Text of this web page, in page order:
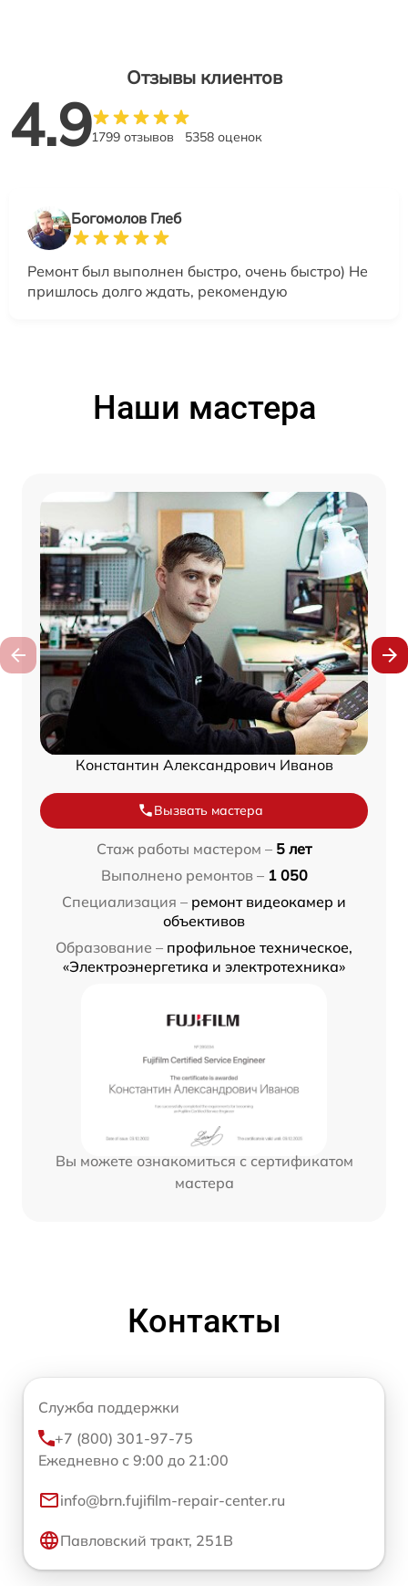
Отзывы клиентов
4.91799 отзывов 5358 оценок
Богомолов Глеб
Ремонт был выполнен быстро, очень быстро) Не
пришлось долго ждать, рекомендую
Наши мастера
Константин Александрович Иванов
Вызвать мастера
Стаж работы мастером – 5 лет
Выполнено ремонтов – 1 050
Специализация – ремонт видеокамер и
объективов
Образование – профильное техническое,
«Электроэнергетика и электротехника»
Вы можете ознакомиться с сертификатом
мастера
Контакты
Служба поддержки
+7 (800) 301-97-75
Ежедневно с 9:00 до 21:00
info@brn.fujifilm-repair-center.ru
Павловский тракт, 251В